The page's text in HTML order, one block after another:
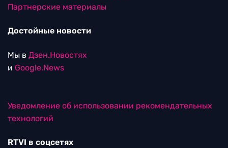
Партнерские материалы
Достойные новости
Мы в Дзен.Новостях
и Google.News
Уведомление об использовании рекомендательных
технологий
RTVI в соцсетях